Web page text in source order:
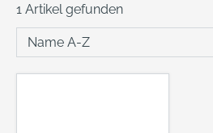
1 Artikel gefunden